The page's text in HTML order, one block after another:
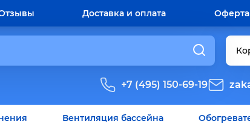
Доставка и оплата Оферта
+7 (495) 150-69-19
Вентиляция бассейна